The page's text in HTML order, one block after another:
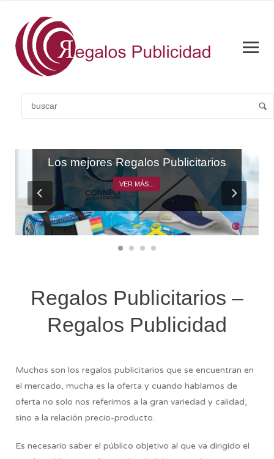
Los mejores Regalos Publicitarios
VER MÁS...
Regalos Publicitarios –
Regalos Publicidad
Muchos son los regalos publicitarios que se encuentran en
el mercado, mucha es la oferta y cuando hablamos de
oferta no solo nos referimos a la gran variedad y calidad,
sino a la relación precio-producto.
Es necesario saber el público objetivo al que va dirigido el